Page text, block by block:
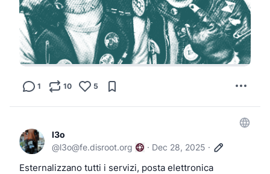
1 10 5
l3o
@l3o@fe.disroot.org · Dec 28, 2025 ·
Esternalizzano tutti i servizi, posta elettronica